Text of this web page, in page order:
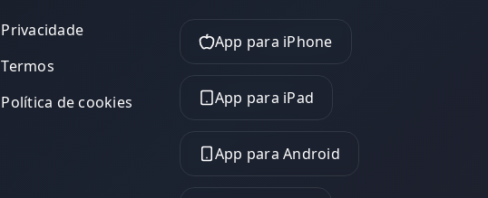
Privacidade
Termos
Política de cookies
App para iPhone
App para iPad
App para Android